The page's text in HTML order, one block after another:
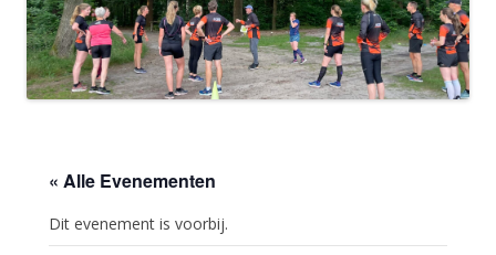
« Alle Evenementen
Dit evenement is voorbij.